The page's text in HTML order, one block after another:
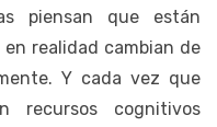
piensan que están
realidad cambian de
Y cada vez que
recursos cognitivos